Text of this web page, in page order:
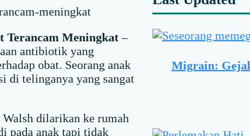
Terancam Meningkat–
antibiotik yang
obat. Seorang anak
di telinganya yang sangat
dilarikan ke rumah
pada anak tapi tidak
Sidebar
Migrain: